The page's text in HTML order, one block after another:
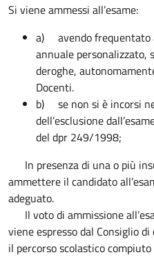
Si viene ammessi all’esame:
a)
avendo
annuale
deroghe,
Docenti.
b)
se non si è incorsi
dell’esclusione
del dpr 249/1998;
In presenza di una o più
ammettere il candidato
adeguato.
Il voto di ammissione
viene espresso dal Consiglio
il percorso scolastico compiuto